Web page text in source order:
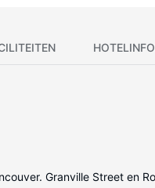
Granville Street en